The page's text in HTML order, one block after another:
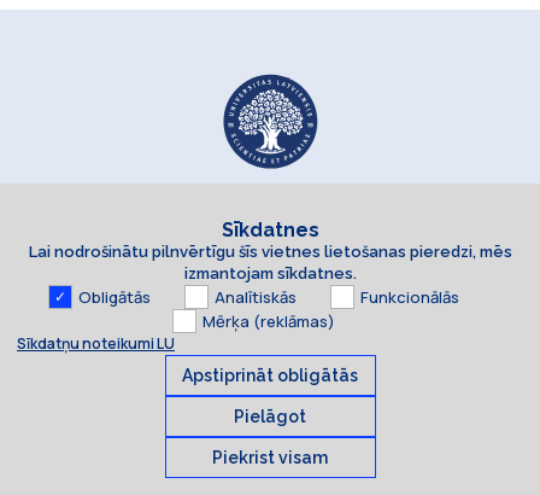
© 2026 Latvijas Universitāte. Visas tiesības aizsargātas
Sīkdatnes
Lai nodrošinātu pilnvērtīgu šīs vietnes lietošanas pieredzi, mēs
izmantojam sīkdatnes.
Obligātās Analītiskās
Funkcionālās
Mērķa (reklāmas)
Sīkdatņu noteikumi LU
Apstiprināt obligātās
Pielāgot
Piekrist visam